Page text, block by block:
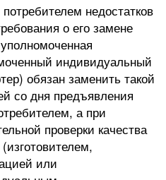
недостатков
о его замене
индивидуальный
обязан заменить такой
со дня предъявления
а при
проверки качества
или